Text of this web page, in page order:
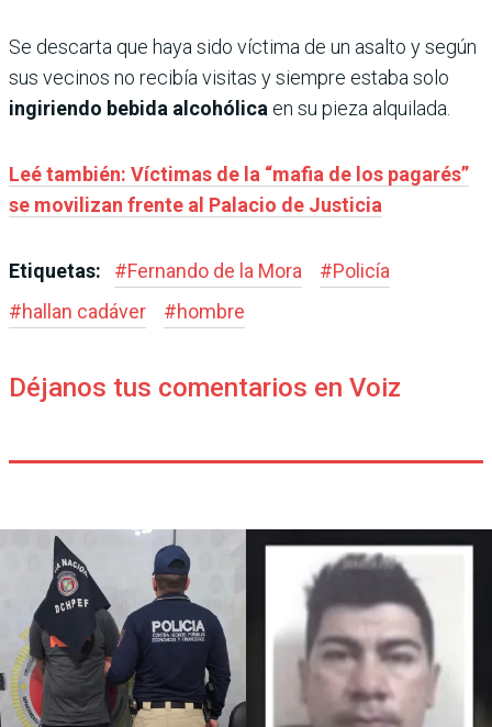
Se descarta que haya sido víctima de un asalto y según
sus vecinos no recibía visitas y siempre estaba solo
ingiriendo bebida alcohólica en su pieza alquilada.
Leé también: Víctimas de la “mafia de los pagarés”
se movilizan frente al Palacio de Justicia
Etiquetas: #Fernando de la Mora #Policía
#hallan cadáver #hombre
Déjanos tus comentarios en Voiz